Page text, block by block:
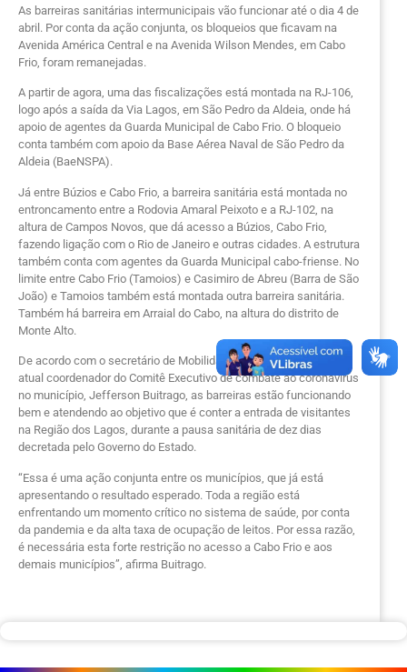
As barreiras sanitárias intermunicipais vão funcionar até o dia 4 de
abril. Por conta da ação conjunta, os bloqueios que ficavam na
Avenida América Central e na Avenida Wilson Mendes, em Cabo
Frio, foram remanejadas.
A partir de agora, uma das fiscalizações está montada na RJ-106,
logo após a saída da Via Lagos, em São Pedro da Aldeia, onde há
apoio de agentes da Guarda Municipal de Cabo Frio. O bloqueio
conta também com apoio da Base Aérea Naval de São Pedro da
Aldeia (BaeNSPA).
Já entre Búzios e Cabo Frio, a barreira sanitária está montada no
entroncamento entre a Rodovia Amaral Peixoto e a RJ-102, na
altura de Campos Novos, que dá acesso a Búzios, Cabo Frio,
fazendo ligação com o Rio de Janeiro e outras cidades. A estrutura
também conta com agentes da Guarda Municipal cabo-friense. No
limite entre Cabo Frio (Tamoios) e Casimiro de Abreu (Barra de São
João) e Tamoios também está montada outra barreira sanitária.
Também há barreira em Arraial do Cabo, na altura do distrito de
Monte Alto.
De acordo com o secretário de Mobilidade Urbana de Cabo Frio, e
atual coordenador do Comitê Executivo de combate ao coronavírus
no município, Jefferson Buitrago, as barreiras estão funcionando
bem e atendendo ao objetivo que é conter a entrada de visitantes
na Região dos Lagos, durante a pausa sanitária de dez dias
decretada pelo Governo do Estado.
“Essa é uma ação conjunta entre os municípios, que já está
apresentando o resultado esperado. Toda a região está
enfrentando um momento crítico no sistema de saúde, por conta
da pandemia e da alta taxa de ocupação de leitos. Por essa razão,
é necessária esta forte restrição no acesso a Cabo Frio e aos
demais municípios”, afirma Buitrago.